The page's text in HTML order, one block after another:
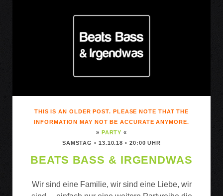
THIS IS AN OLDER POST. PLEASE NOTE THAT THE
INFORMATION MAY NOT BE ACCURATE ANYMORE.
» PARTY «
SAMSTAG • 13.10.18 • 20:00 UHR
BEATS BASS & IRGENDWAS
Wir sind eine Familie, wir sind eine Liebe, wir